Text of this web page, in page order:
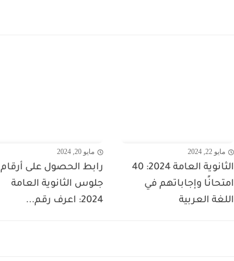
مايو 22, 2024
الثانوية العامة 2024: 40
امتحانًا وإجاباتهم في
اللغة العربية
مايو 20, 2024
رابط الحصول على أرقام
جلوس الثانوية العامة
2024: اعرف رقم...